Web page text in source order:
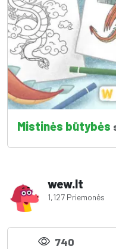
Mistinės būtybės
wew.lt
1,127 Priemonės
740